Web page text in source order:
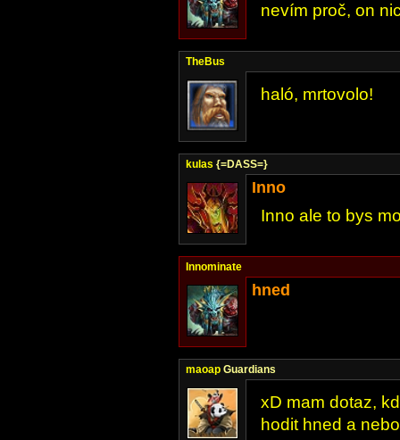
nevím proč, on
TheBus
haló, mrtovolo!
kulas {=DASS=}
Inno
Inno ale to bys
Innominate
hned
maoap Guardians
xD mam dotaz,
hodit hned a